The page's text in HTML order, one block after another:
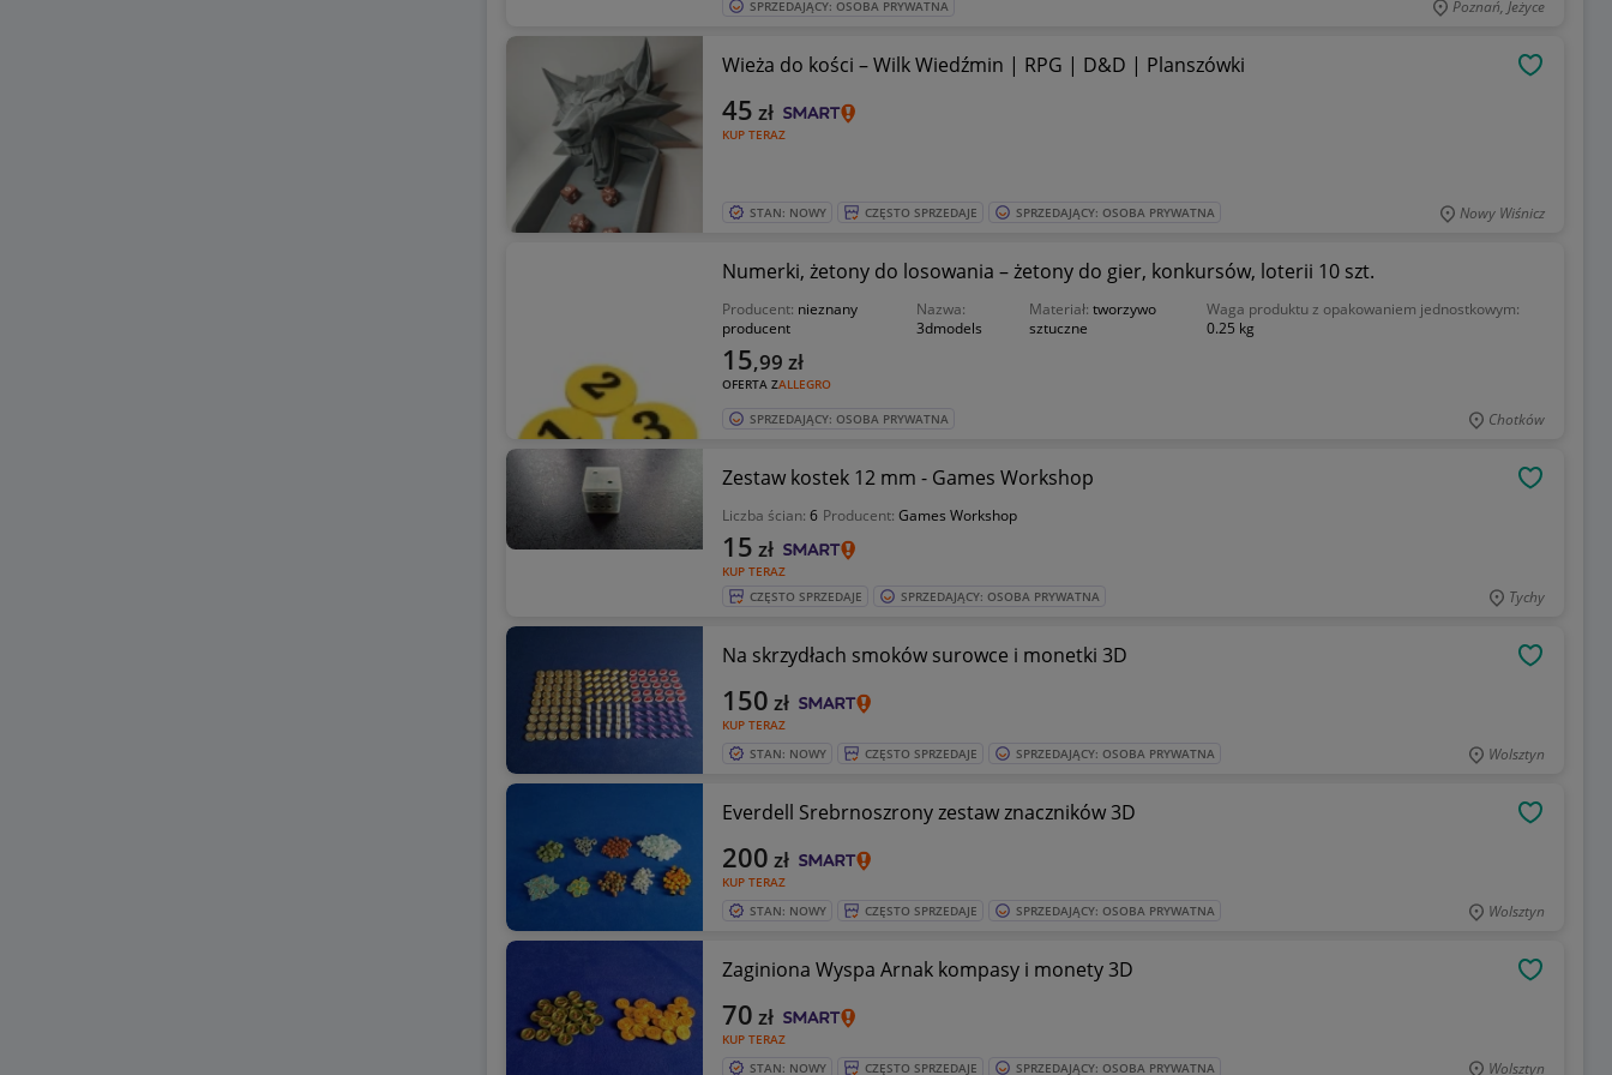
SPRZEDAJĄCY: OSOBA PRYWATNA Poznań, Jeżyce
Wieża do kości – Wilk Wiedźmin | RPG | D&D | Planszówki
KUP TERAZ
45 zł
STAN: NOWY CZĘSTO SPRZEDAJE SPRZEDAJĄCY: OSOBA PRYWATNA Nowy Wiśnicz
Numerki, żetony do losowania – żetony do gier, konkursów, loterii 10 szt.
Producent: nieznany
producent
Nazwa:
3dmodels
Materiał:tworzywo
sztuczne
Waga produktu z opakowaniem jednostkowym:
0.25 kg
OFERTA ZALLEGRO
15,99 zł
SPRZEDAJĄCY: OSOBA PRYWATNA Chotków
Zestaw kostek 12 mm - Games Workshop
Liczba ścian: 6 Producent: Games Workshop
KUP TERAZ
15 zł
CZĘSTO SPRZEDAJE SPRZEDAJĄCY: OSOBA PRYWATNA Tychy
Na skrzydłach smoków surowce i monetki 3D
KUP TERAZ
150 zł
STAN: NOWY CZĘSTO SPRZEDAJE SPRZEDAJĄCY: OSOBA PRYWATNA Wolsztyn
Everdell Srebrnoszrony zestaw znaczników 3D
KUP TERAZ
200 zł
STAN: NOWY CZĘSTO SPRZEDAJE SPRZEDAJĄCY: OSOBA PRYWATNA Wolsztyn
Zaginiona Wyspa Arnak kompasy i monety 3D
KUP TERAZ
70 zł
STAN: NOWY CZĘSTO SPRZEDAJE SPRZEDAJĄCY: OSOBA PRYWATNA Wolsztyn